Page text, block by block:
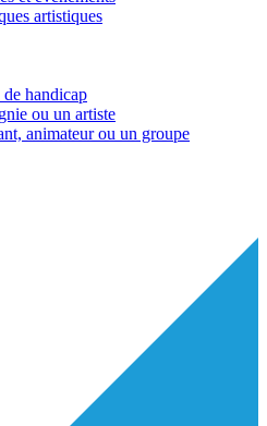
artistiques
handicap
ou un artiste
animateur ou un groupe